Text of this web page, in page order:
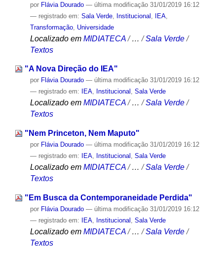
por Flávia Dourado — última modificação31/01/2019 16:12
— registrado em: Sala Verde, Institucional IEA,
Transformação, Universidade
Localizado em MIDIATECA /…/Sala Verde /
Textos
"A Nova Direção do IEA"
por Flávia Dourado — última modificação31/01/2019 16:12
— registrado em:
IEA, Institucional , Sala Verde
Localizado em MIDIATECA /…/Sala Verde /
Textos
"Nem Princeton, Nem Maputo"
por Flávia Dourado — última modificação31/01/2019 16:12
— registrado em:
IEA, Institucional , Sala Verde
Localizado em MIDIATECA /…/Sala Verde /
Textos
"Em Busca da Contemporaneidade Perdida"
por Flávia Dourado — última modificação31/01/2019 16:12
— registrado em: IEA, Institucional Sala Verde
Localizado em MIDIATECA /…/Sala Verde /
Textos